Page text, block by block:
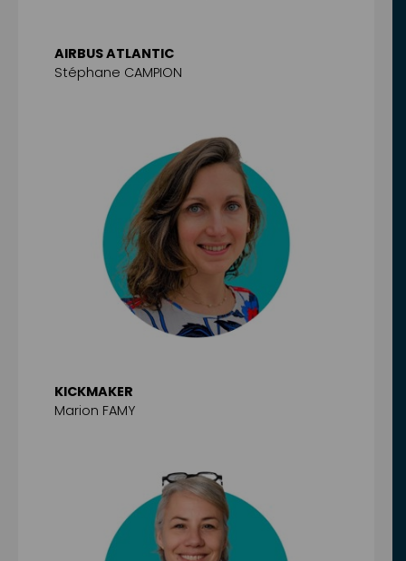
AIRBUS ATLANTIC
Stéphane CAMPION
KICKMAKER
Marion FAMY